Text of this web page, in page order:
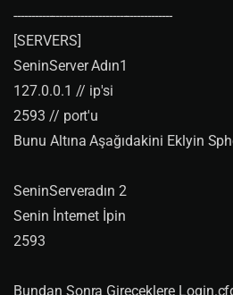
NPCTRAINMAX=300 // Npc max kac
NPCTRAINPERCENT
ta kacini ogretecek.
WOPPLAYER 1 //buyu sozleri
WOPSTAFF= 0
CORPSENPCDECAY =10
rde kalsın.
CORPSEPLAYERDECAY
DECAYTIMER=30 // itemler yerde
---------------------------------------------
[SERVERS]
SeninServer Adın1
127.0.0.1 // ip'si
2593 // port'u
Bunu Altına Aşağıdakini Eklyin
SeninServeradın 2
Senin İnternet İpin
2593
Bundan Sonra Gireceklere